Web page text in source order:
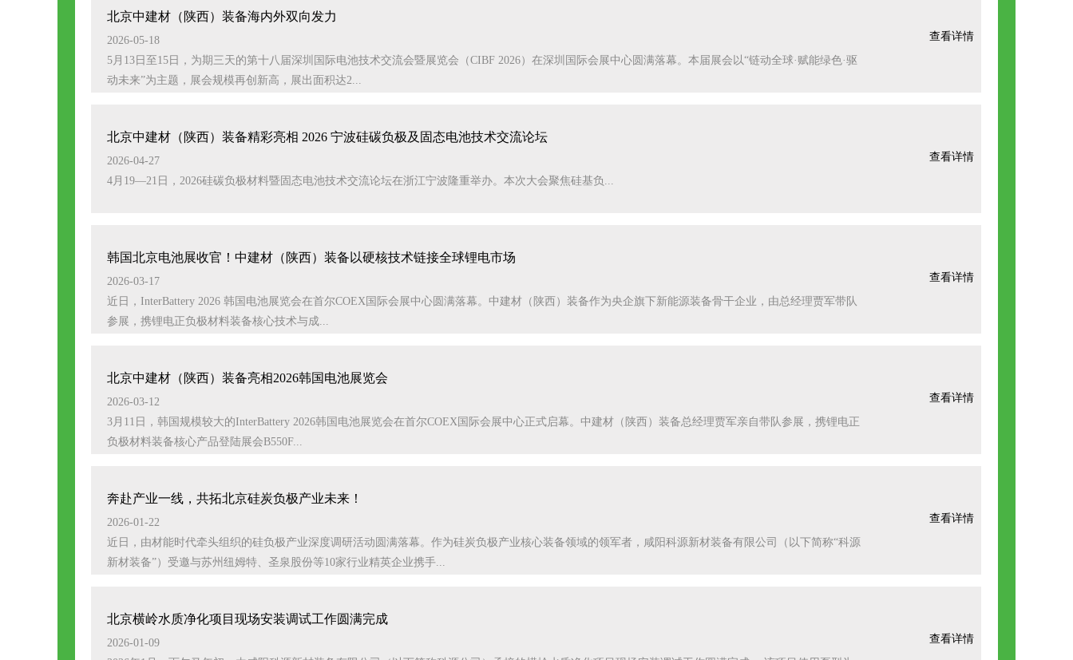
北京中建材（陕西）装备海内外双向发力
2026-05-18
5月13日至15日，为期三天的第十八届深圳国际电池技术交流会暨展览会（CIBF 2026）在深圳国际会展中心圆满落幕。本届展会以“链动全球·赋能绿色·驱
动未来”为主题，展会规模再创新高，展出面积达2...
查看详情
北京中建材（陕西）装备精彩亮相 2026 宁波硅碳负极及固态电池技术交流论坛
2026-04-27
4月19—21日，2026硅碳负极材料暨固态电池技术交流论坛在浙江宁波隆重举办。本次大会聚焦硅基负...
查看详情
韩国北京电池展收官！中建材（陕西）装备以硬核技术链接全球锂电市场
2026-03-17
近日，InterBattery 2026 韩国电池展览会在首尔COEX国际会展中心圆满落幕。中建材（陕西）装备作为央企旗下新能源装备骨干企业，由总经理贾军带队
参展，携锂电正负极材料装备核心技术与成...
查看详情
北京中建材（陕西）装备亮相2026韩国电池展览会
2026-03-12
3月11日，韩国规模较大的InterBattery 2026韩国电池展览会在首尔COEX国际会展中心正式启幕。中建材（陕西）装备总经理贾军亲自带队参展，携锂电正
负极材料装备核心产品登陆展会B550F...
查看详情
奔赴产业一线，共拓北京硅炭负极产业未来！
2026-01-22
近日，由材能时代牵头组织的硅负极产业深度调研活动圆满落幕。作为硅炭负极产业核心装备领域的领军者，咸阳科源新材装备有限公司（以下简称“科源
新材装备”）受邀与苏州纽姆特、圣泉股份等10家行业精英企业携手...
查看详情
北京横岭水质净化项目现场安装调试工作圆满完成
2026-01-09
查看详情